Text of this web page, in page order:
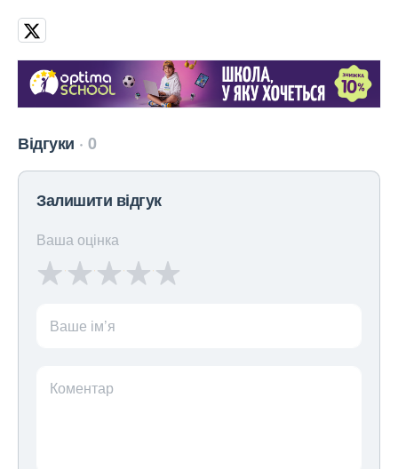
Відгуки 0
Залишити відгук
Ваша оцінка
Ваше ім’я
Коментар